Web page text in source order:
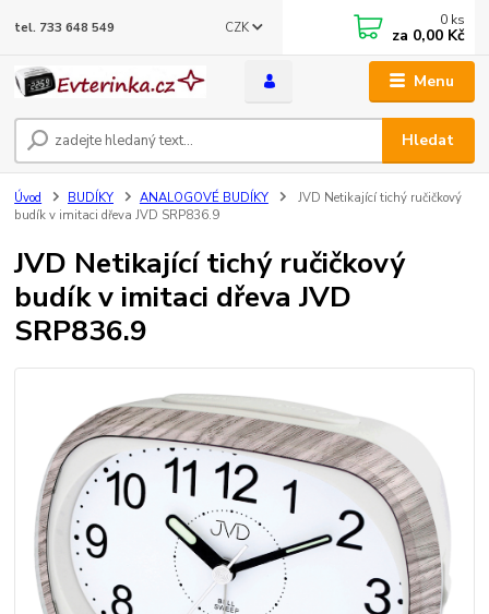
Menu
CZK
Hledat
tel. 733 648 549 0 ks
za 0,00 Kč
Úvod BUDÍKY ANALOGOVÉ BUDÍKY
JVD Netikající tichý ručičkový
budík v imitaci dřeva JVD SRP836.9
JVD Netikající tichý ručičkový
budík v imitaci dřeva JVD
SRP836.9